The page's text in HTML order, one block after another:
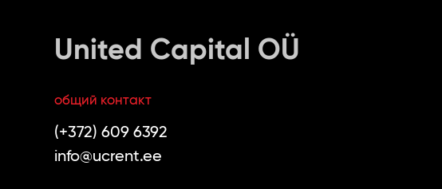
United Capital OÜ
общий контакт
(+372) 609 6392
info@ucrent.ee